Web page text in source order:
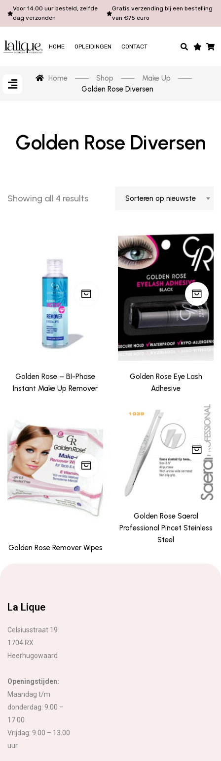
Voor 14:00 uur besteld, zelfde
dag verzonden
Gratis verzending bij een bestelling
van €75 euro
HOME OPLEIDINGEN CONTACT
Home Shop
Make Up
Golden Rose Diversen
Golden Rose Diversen
Showing all 4 results Sorteren op nieuwste
Golden Rose – BI-Phase
Instant Make Up Remover
Golden Rose Eye Lash
Adhesive
Golden Rose Remover Wipes
Golden Rose Saeral
Professional Pincet Steinless
Steel
La Lique
Celsiusstraat 19
1704 RX
Heerhugowaard
Openingstijden:
Maandag t/m
donderdag: 9.00 –
17.00
Vrijdag: 9.00 – 13.00
uur